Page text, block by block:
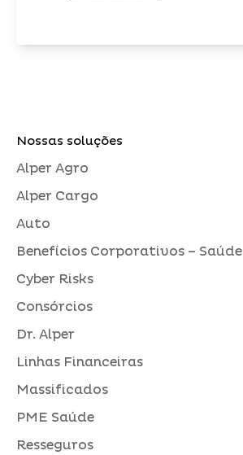
Nossas soluções
Alper Agro
Alper Cargo
Auto
Benefícios Corporativos – Saúde
Cyber Risks
Consórcios
Dr. Alper
Linhas Financeiras
Massificados
PME Saúde
Resseguros